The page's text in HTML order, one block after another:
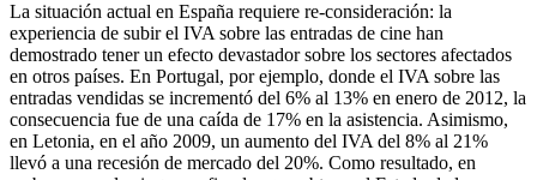
La situación actual en España requiere re-consideración: la
experiencia de subir el IVA sobre las entradas de cine han
demostrado tener un efecto devastador sobre los sectores afectados
en otros países. En Portugal, por ejemplo, donde el IVA sobre las
entradas vendidas se incrementó del 6% al 13% en enero de 2012, la
consecuencia fue de una caída de 17% en la asistencia. Asimismo,
en Letonia, en el año 2009, un aumento del IVA del 8% al 21%
llevó a una recesión de mercado del 20%. Como resultado, en